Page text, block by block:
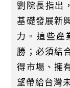
劉院長指出
基礎發展新
力。這些產
勝；必須結
得市場、擁
望帶給台灣